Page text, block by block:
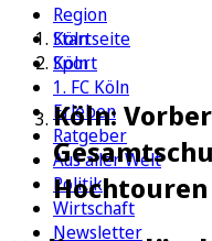
Region
Köln
Sport
1. FC Köln
Erleben
Ratgeber
Aus aller Welt
Politik
Wirtschaft
Newsletter
Startseite
Köln
Köln:
Hochtouren